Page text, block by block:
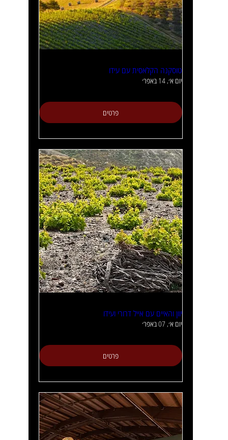
טוסקנה הקלאסית עם עידו
יום א׳, 14 באפר׳
פרטים
יוון והאיים עם אייל דרורי ועידו
יום א׳, 07 באפר׳
פרטים